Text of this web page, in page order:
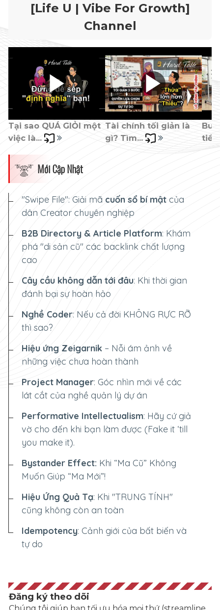
[Life U | Vibe For Growth]
Channel
Tại sao QUÁ GIỎI một
việc là...
Tài chính tối giản là
gì? Tìm...
Mới Cập Nhật
"Swipe File": Giải mã cuốn sổ bí mật của
dân Creator chuyên nghiệp
B2B Directory & Article Platform: Khám
phá "di sản cũ" các backlink chất lượng
cao
Cây cầu không dẫn tới đâu: Khi thời gian
đánh bại sự hoàn hảo
Nghề Coder: Nếu cả đời KHÔNG RỰC RỠ
thì sao?
Hiệu ứng Zeigarnik – Nỗi ám ảnh về
những việc chưa hoàn thành
Project Manager: Góc nhìn mới về các
lát cắt của nghề quản lý dự án
Performative Intellectualism: Hãy cứ giả
vờ cho đến khi bạn làm được (Fake it ‘till
you make it).
Bystander Effect: Khi “Ma Cũ” Không
Muốn Giúp “Ma Mới”!
Hiệu Ứng Quả Tạ: Khi "TRUNG TÍNH"
cũng không còn an toàn
Idempotency: Cảnh giới của bất biến và
tự do
Đăng ký theo dõi